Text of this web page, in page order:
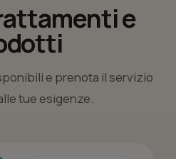
e
e prenota il servizio
tue esigenze.